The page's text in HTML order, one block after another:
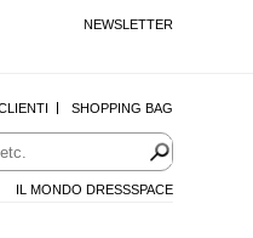
NEWSLETTER
SHOPPING BAG
IL MONDO DRESSSPACE